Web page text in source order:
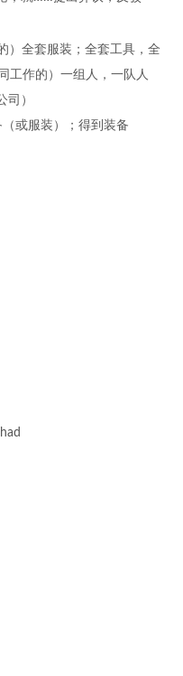
）全套服装；全套工具，全
工作的）一组人，一队人
司）
或服装）；得到装备